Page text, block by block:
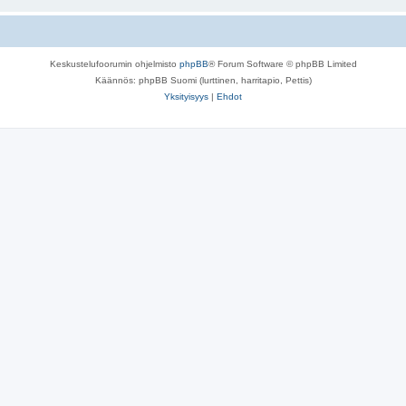
Keskustelufoorumin ohjelmisto phpBB® Forum Software © phpBB Limited
Käännös: phpBB Suomi (lurttinen, harritapio, Pettis)
Yksityisyys
Ehdot